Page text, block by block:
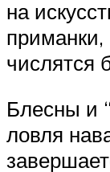
на
числятся
Блесны и
ловля